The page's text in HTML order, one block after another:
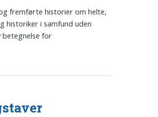
fremførte historier om helte,
historiker i samfund uden
for